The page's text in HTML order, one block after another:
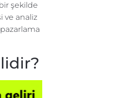
şekilde
ve analiz